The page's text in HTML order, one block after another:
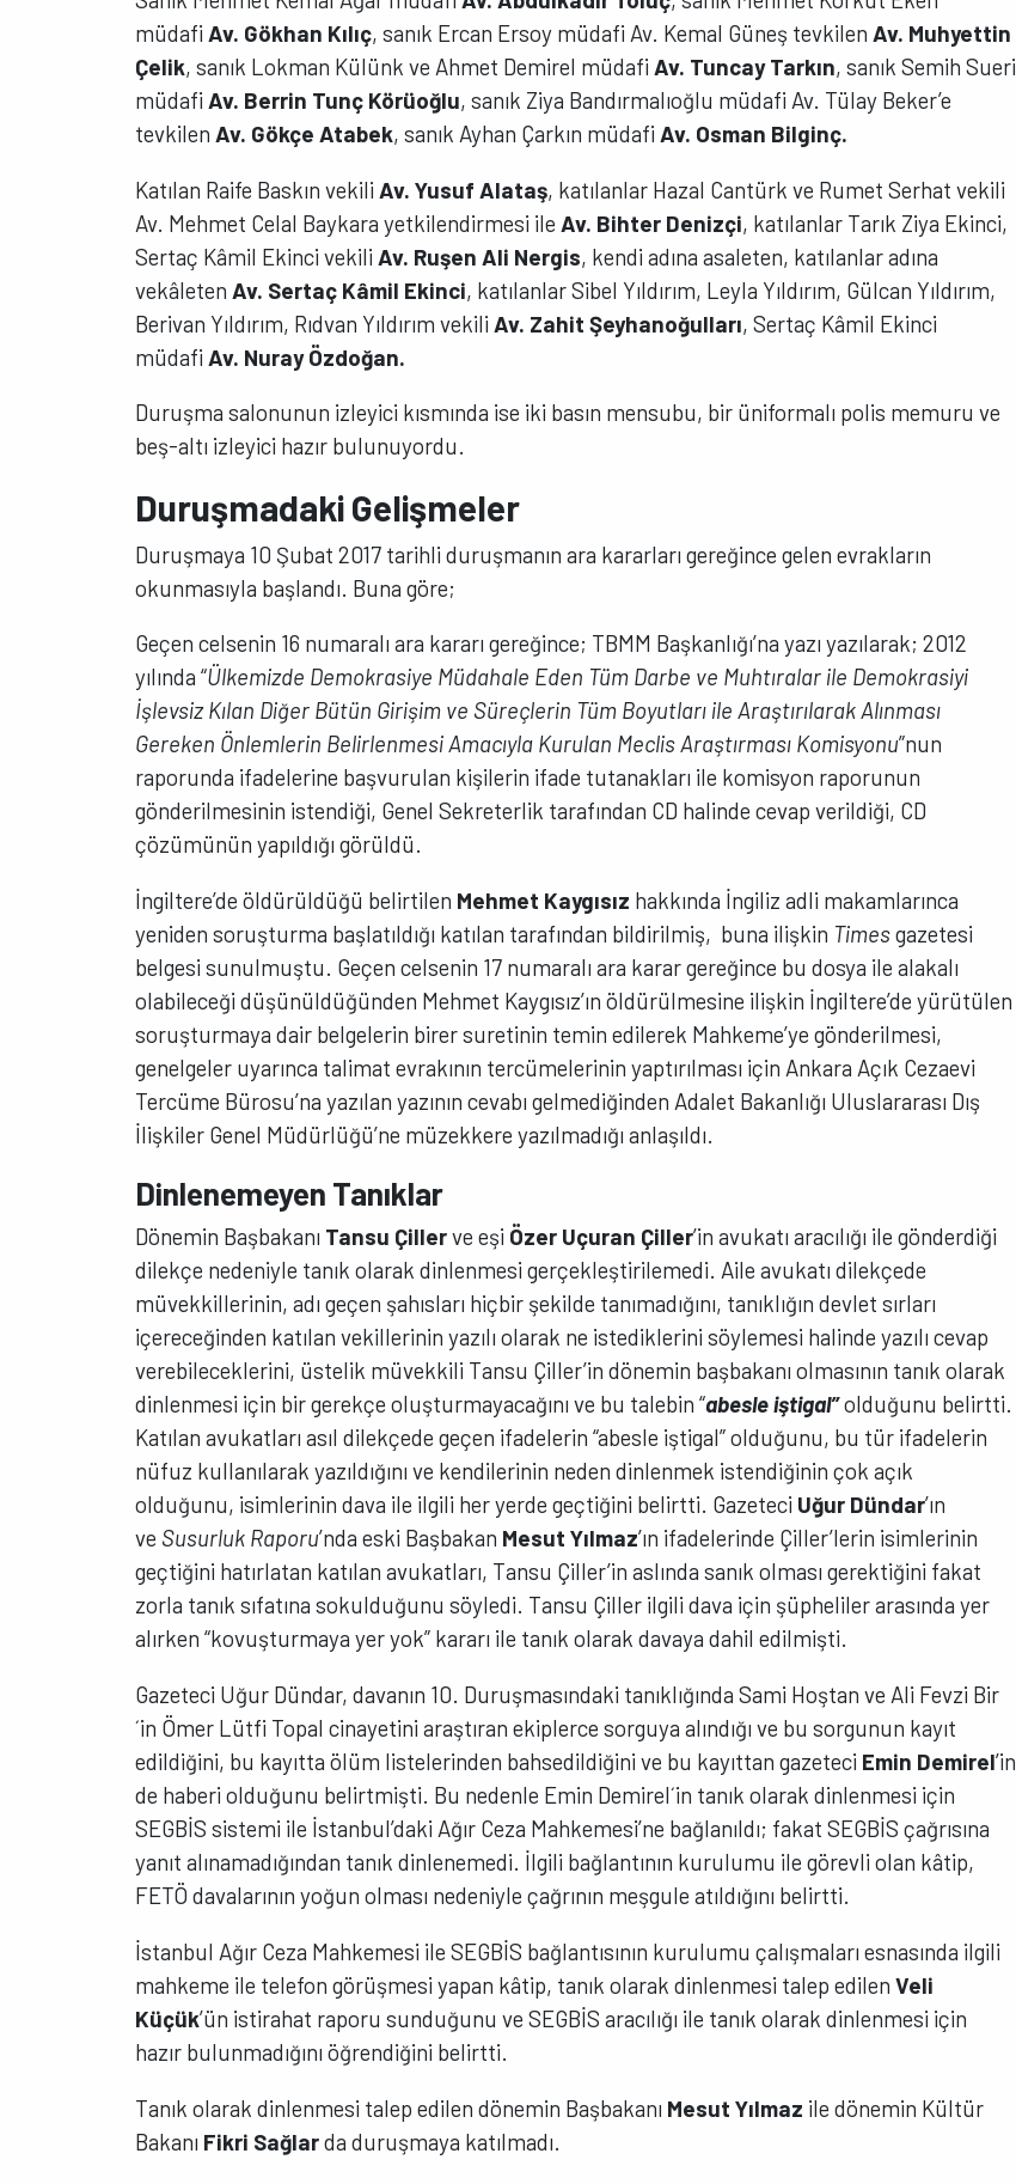
müdafi Av. Gökhan Kılıç, sanık Ercan Ersoy müdafi Av. Kemal Güneş tevkilen Av. Muhyettin
Çelik, sanık Lokman Külünk ve Ahmet Demirel müdafi Av. Tuncay Tarkın, sanık Semih Sueri
müdafi Av. Berrin Tunç Körüoğlu, sanık Ziya Bandırmalıoğlu müdafi Av. Tülay Beker’e
tevkilen Av. Gökçe Atabek, sanık Ayhan Çarkın müdafi Av. Osman Bilginç.
Katılan Raife Baskın vekili Av. Yusuf Alataş, katılanlar Hazal Cantürk ve Rumet Serhat vekili
Av. Mehmet Celal Baykara yetkilendirmesi ile Av. Bihter Denizçi, katılanlar Tarık Ziya Ekinci,
Sertaç Kâmil Ekinci vekili Av. Ruşen Ali Nergis, kendi adına asaleten, katılanlar adına
vekâleten Av. Sertaç Kâmil Ekinci, katılanlar Sibel Yıldırım, Leyla Yıldırım, Gülcan Yıldırım,
Berivan Yıldırım, Rıdvan Yıldırım vekili Av. Zahit Şeyhanoğulları, Sertaç Kâmil Ekinci
müdafi Av. Nuray Özdoğan.
Duruşma salonunun izleyici kısmında ise iki basın mensubu, bir üniformalı polis memuru ve
beş-altı izleyici hazır bulunuyordu.
Duruşmadaki Gelişmeler
Duruşmaya 10 Şubat 2017 tarihli duruşmanın ara kararları gereğince gelen evrakların
okunmasıyla başlandı. Buna göre;
Geçen celsenin 16 numaralı ara kararı gereğince; TBMM Başkanlığı’na yazı yazılarak; 2012
yılında “Ülkemizde Demokrasiye Müdahale Eden Tüm Darbe ve Muhtıralar ile Demokrasiyi
İşlevsiz Kılan Diğer Bütün Girişim ve Süreçlerin Tüm Boyutları ile Araştırılarak Alınması
Gereken Önlemlerin Belirlenmesi Amacıyla Kurulan Meclis Araştırması Komisyonu”nun
raporunda ifadelerine başvurulan kişilerin ifade tutanakları ile komisyon raporunun
gönderilmesinin istendiği, Genel Sekreterlik tarafından CD halinde cevap verildiği, CD
çözümünün yapıldığı görüldü.
İngiltere’de öldürüldüğü belirtilen Mehmet Kaygısız hakkında İngiliz adli makamlarınca
yeniden soruşturma başlatıldığı katılan tarafından bildirilmiş, buna ilişkin Timesgazetesi
belgesi sunulmuştu. Geçen celsenin 17 numaralı ara karar gereğince bu dosya ile alakalı
olabileceği düşünüldüğünden Mehmet Kaygısız’ın öldürülmesine ilişkin İngiltere’de yürütülen
soruşturmaya dair belgelerin birer suretinin temin edilerek Mahkeme’ye gönderilmesi,
genelgeler uyarınca talimat evrakının tercümelerinin yaptırılması için Ankara Açık Cezaevi
Tercüme Bürosu’na yazılan yazının cevabı gelmediğinden Adalet Bakanlığı Uluslararası Dış
İlişkiler Genel Müdürlüğü’ne müzekkere yazılmadığı anlaşıldı.
Dinlenemeyen Tanıklar
Dönemin Başbakanı Tansu Çillerve eşi Özer Uçuran Çiller’in avukatı aracılığı ile gönderdiği
dilekçe nedeniyle tanık olarak dinlenmesi gerçekleştirilemedi. Aile avukatı dilekçede
müvekkillerinin, adı geçen şahısları hiçbir şekilde tanımadığını, tanıklığın devlet sırları
içereceğinden katılan vekillerinin yazılı olarak ne istediklerini söylemesi halinde yazılı cevap
verebileceklerini, üstelik müvekkili Tansu Çiller’in dönemin başbakanı olmasının tanık olarak
dinlenmesi için bir gerekçe oluşturmayacağını ve bu talebin “abesle iştigal”olduğunu belirtti.
Katılan avukatları asıl dilekçede geçen ifadelerin “abesle iştigal” olduğunu, bu tür ifadelerin
nüfuz kullanılarak yazıldığını ve kendilerinin neden dinlenmek istendiğinin çok açık
olduğunu, isimlerinin dava ile ilgili her yerde geçtiğini belirtti. Gazeteci Uğur Dündar’ın
ve Susurluk Raporu’nda eski Başbakan Mesut Yılmaz’ın ifadelerinde Çiller’lerin isimlerinin
geçtiğini hatırlatan katılan avukatları, Tansu Çiller’in aslında sanık olması gerektiğini fakat
zorla tanık sıfatına sokulduğunu söyledi. Tansu Çiller ilgili dava için şüpheliler arasında yer
alırken “kovuşturmaya yer yok” kararı ile tanık olarak davaya dahil edilmişti.
Gazeteci Uğur Dündar, davanın 10. Duruşmasındaki tanıklığında Sami Hoştan ve Ali Fevzi Bir
´in Ömer Lütfi Topal cinayetini araştıran ekiplerce sorguya alındığı ve bu sorgunun kayıt
edildiğini, bu kayıtta ölüm listelerinden bahsedildiğini ve bu kayıttan gazeteci Emin Demirel’in
de haberi olduğunu belirtmişti. Bu nedenle Emin Demirel´in tanık olarak dinlenmesi için
SEGBİS sistemi ile İstanbul’daki Ağır Ceza Mahkemesi’ne bağlanıldı; fakat SEGBİS çağrısına
yanıt alınamadığından tanık dinlenemedi. İlgili bağlantının kurulumu ile görevli olan kâtip,
FETÖ davalarının yoğun olması nedeniyle çağrının meşgule atıldığını belirtti.
İstanbul Ağır Ceza Mahkemesi ile SEGBİS bağlantısının kurulumu çalışmaları esnasında ilgili
mahkeme ile telefon görüşmesi yapan kâtip, tanık olarak dinlenmesi talep edilenVeli
Küçük’ün istirahat raporu sunduğunu ve SEGBİS aracılığı ile tanık olarak dinlenmesi için
hazır bulunmadığını öğrendiğini belirtti.
Tanık olarak dinlenmesi talep edilen dönemin Başbakanı Mesut Yılmaz ile dönemin Kültür
Bakanı Fikri Sağlarda duruşmaya katılmadı.